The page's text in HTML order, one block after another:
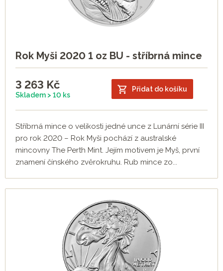
Rok Myši 2020 1 oz BU - stříbrná mince
3 263 Kč
Skladem > 10 ks
Přidat do košíku
Stříbrná mince o velikosti jedné unce z Lunární série III
pro rok 2020 – Rok Myši pochází z australské
mincovny The Perth Mint. Jejím motivem je Myš, první
znamení čínského zvěrokruhu. Rub mince zo...